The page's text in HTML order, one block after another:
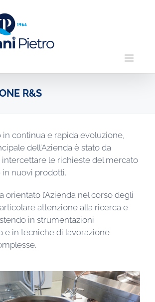
R&S
in continua e rapida evoluzione,
dell’Azienda è stato da
le richieste del mercato
nuovi prodotti.
orientato l’Azienda nel corso degli
attenzione alla ricerca e
in strumentazioni
e in tecniche di lavorazione